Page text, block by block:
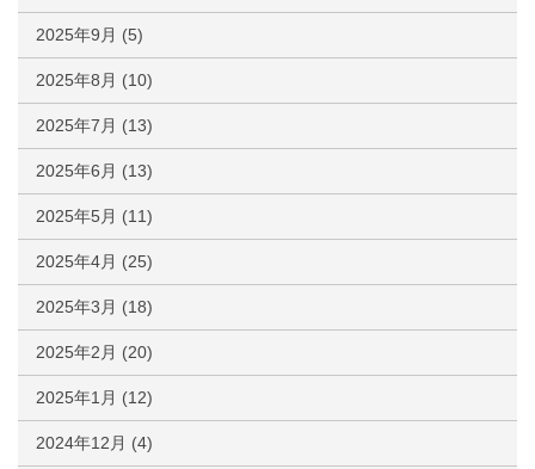
2025年9月 (5)
2025年8月 (10)
2025年7月 (13)
2025年6月 (13)
2025年5月 (11)
2025年4月 (25)
2025年3月 (18)
2025年2月 (20)
2025年1月 (12)
2024年12月 (4)